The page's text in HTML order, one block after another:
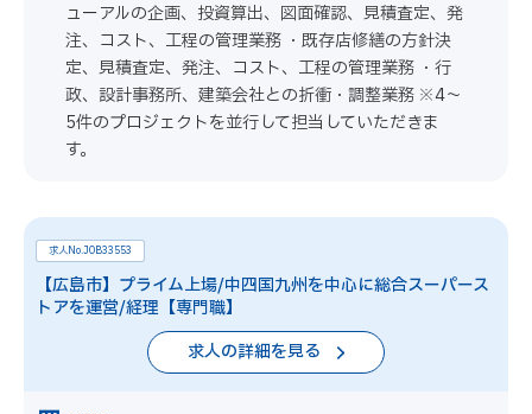
ューアルの企画、投資算出、図面確認、見積査定、発
注、コスト、工程の管理業務 ・既存店修繕の方針決
定、見積査定、発注、コスト、工程の管理業務 ・行
政、設計事務所、建築会社との折衝・調整業務 ※4～
5件のプロジェクトを並行して担当していただきま
す。
求人No.JOB33553
【広島市】プライム上場/中四国九州を中心に総合スーパース
トアを運営/経理【専門職】
求人の詳細を見る